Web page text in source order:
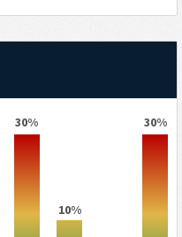
30%
10%
30%